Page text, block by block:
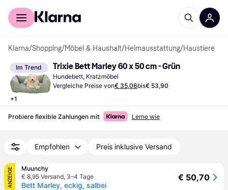
Für Shopper
Klarna/Shopping/Möbel & Haushalt/Heimausstattung/Haustiere
Im Trend
+1
Trixie Bett Marley 60 x 50 cm - Grün
Hundebett, Kratzmöbel
Vergleiche Preise von€ 35,06bis€ 53,90
Probiere flexible Zahlungen mit Lerne wie
Empfohlen Preis inklusive Versand
ANZEIGE
Muunchy
€ 8,95 Versand, 3–4 Tage
Bett Marley, eckig, salbei
€ 50,70